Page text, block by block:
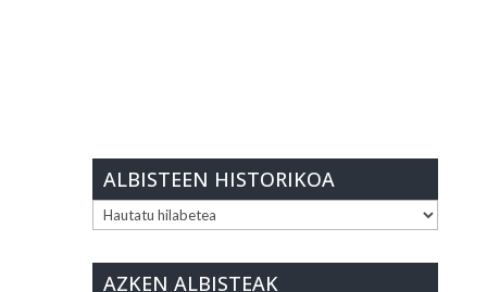
ALBISTEEN HISTORIKOA
ALBISTEEN
AZKEN ALBISTEAK